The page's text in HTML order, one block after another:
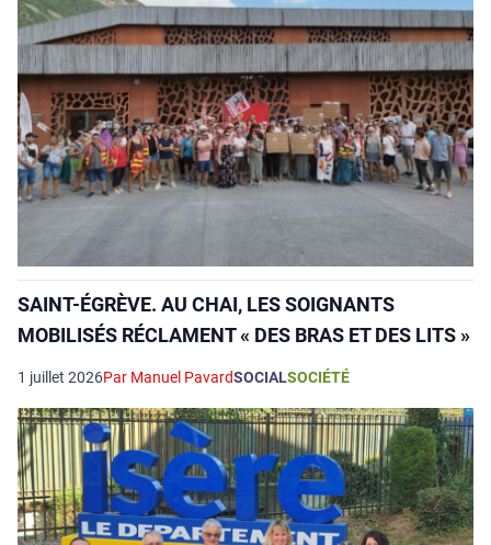
SAINT-ÉGRÈVE. AU CHAI, LES SOIGNANTS
MOBILISÉS RÉCLAMENT « DES BRAS ET DES LITS »
1 juillet 2026Par Manuel PavardSOCIALSOCIÉTÉ